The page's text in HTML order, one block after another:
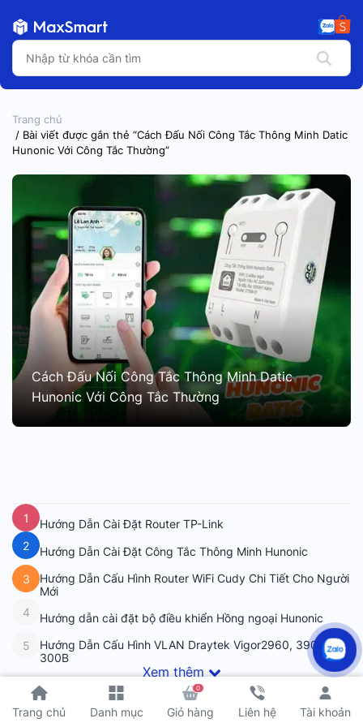
Trang chủ Danh mục
0
Giỏ hàng Liên hệ Tài khoản
Trang chủ
/ Bài viết được gắn thẻ “Cách Đấu Nối Công Tắc Thông Minh Datic
Hunonic Với Công Tắc Thường”
Cách Đấu Nối Công Tắc Thông Minh Datic
Hunonic Với Công Tắc Thường
1
Hướng Dẫn Cài Đặt Router TP-Link
2
Hướng Dẫn Cài Đặt Công Tắc Thông Minh Hunonic
3
Hướng Dẫn Cấu Hình Router WiFi Cudy Chi Tiết Cho Người
Mới
4
Hướng dẫn cài đặt bộ điều khiển Hồng ngoại Hunonic
5
Hướng Dẫn Cấu Hình VLAN Draytek Vigor2960, 3900,
300B
Xem thêm